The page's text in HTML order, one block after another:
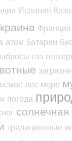
Испания
Франция
атом батареи
газ
лес море
погода
солнечная
традиционные